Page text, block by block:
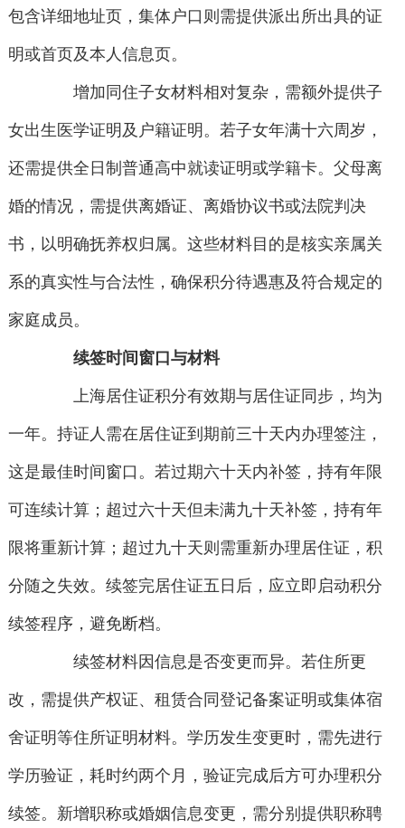
包含详细地址页，集体户口则需提供派出所出具的证
明或首页及本人信息页。
增加同住子女材料相对复杂，需额外提供子
女出生医学证明及户籍证明。若子女年满十六周岁，
还需提供全日制普通高中就读证明或学籍卡。父母离
婚的情况，需提供离婚证、离婚协议书或法院判决
书，以明确抚养权归属。这些材料目的是核实亲属关
系的真实性与合法性，确保积分待遇惠及符合规定的
家庭成员。
续签时间窗口与材料
上海居住证积分有效期与居住证同步，均为
一年。持证人需在居住证到期前三十天内办理签注，
这是最佳时间窗口。若过期六十天内补签，持有年限
可连续计算；超过六十天但未满九十天补签，持有年
限将重新计算；超过九十天则需重新办理居住证，积
分随之失效。续签完居住证五日后，应立即启动积分
续签程序，避免断档。
续签材料因信息是否变更而异。若住所更
改，需提供产权证、租赁合同登记备案证明或集体宿
舍证明等住所证明材料。学历发生变更时，需先进行
学历验证，耗时约两个月，验证完成后方可办理积分
续签。新增职称或婚姻信息变更，需分别提供职称聘